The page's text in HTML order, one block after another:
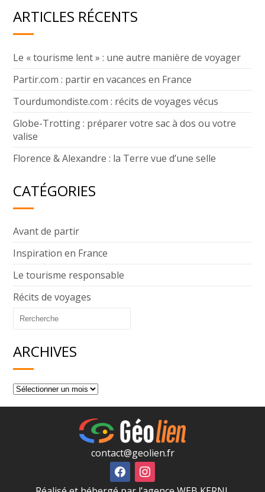
ARTICLES RÉCENTS
Le « tourisme lent » : une autre manière de voyager
Partir.com : partir en vacances en France
Tourdumondiste.com : récits de voyages vécus
Globe-Trotting : préparer votre sac à dos ou votre
valise
Florence & Alexandre : la Terre vue d’une selle
CATÉGORIES
Avant de partir
Inspiration en France
Le tourisme responsable
Récits de voyages
ARCHIVES
contact@geolien.fr